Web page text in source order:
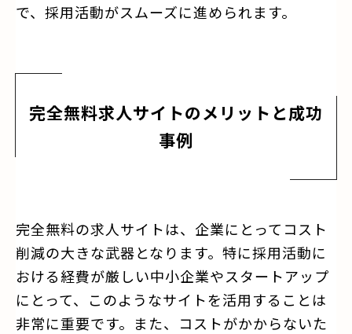
で、採用活動がスムーズに進められます。
完全無料求人サイトのメリットと成功
事例
完全無料の求人サイトは、企業にとってコスト
削減の大きな武器となります。特に採用活動に
おける経費が厳しい中小企業やスタートアップ
にとって、このようなサイトを活用することは
非常に重要です。また、コストがかからないた